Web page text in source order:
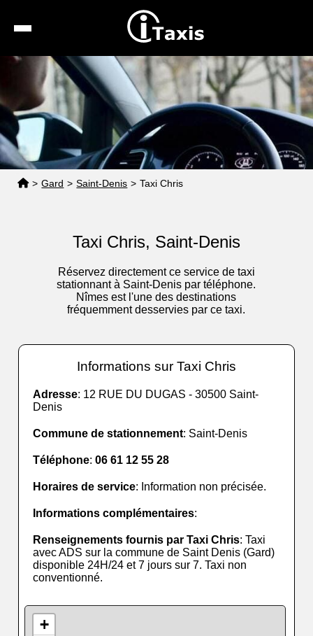
Recherche
Calcul de tarif
Taxis conventionnés
Espace pro
> Gard > Saint-Denis > Taxi Chris
Taxi Chris, Saint-Denis
Réservez directement ce service de taxi
stationnant à Saint-Denis par téléphone.
Nîmes est l'une des destinations
fréquemment desservies par ce taxi.
Informations sur Taxi Chris
Adresse: 12 RUE DU DUGAS - 30500 Saint-
Denis
Commune de stationnement: Saint-Denis
Téléphone:06 61 12 55 28
Horaires de service: Information non précisée.
Informations complémentaires:
Renseignements fournis par Taxi Chris: Taxi
avec ADS sur la commune de Saint Denis (Gard)
disponible 24H/24 et 7 jours sur 7. Taxi non
conventionné.
+